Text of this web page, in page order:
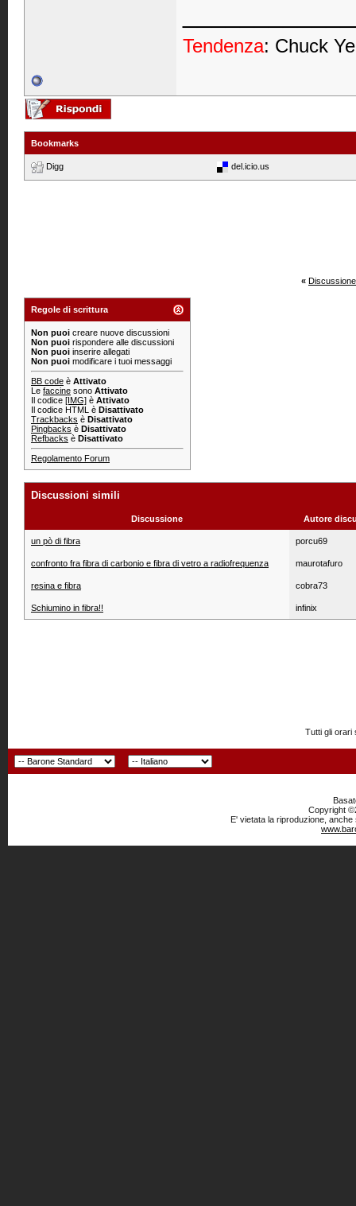
Tendenza: Chuck
Bookmarks
Digg del.icio.us
«
Regole di scrittura
Non puoi creare nuove discussioni
Non puoi rispondere alle discussioni
Non puoi inserire allegati
Non puoi modificare i tuoi messaggi
BB code è Attivato
Le faccine sono Attivato
Il codice [IMG] è Attivato
Il codice HTML è Disattivato
Trackbacks è Disattivato
Pingbacks è Disattivato
Refbacks è Disattivato
Regolamento Forum
Discussioni simili
Discussione Autore
un pò di fibra porcu69
confronto fra fibra di carbonio e fibra di vetro a radiofrequenza maurotafuro
resina e fibra cobra73
Schiumino in fibra!! infinix
Tutti gli orari
Copyright
E' vietata la riproduzione,